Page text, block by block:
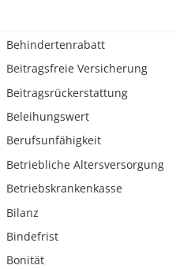
Behindertenrabatt
Beitragsfreie Versicherung
Beitragsrückerstattung
Beleihungswert
Berufsunfähigkeit
Betriebliche Altersversorgung
Betriebskrankenkasse
Bilanz
Bindefrist
Bonität